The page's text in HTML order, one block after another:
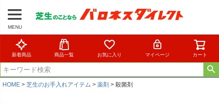
MENU
新着商品 商品一覧 お気に入り マイページ カート
HOME 芝生のお手入れアイテム 薬剤 殺菌剤